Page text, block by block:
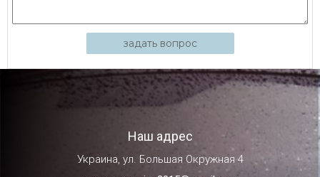
задать вопрос
Наш адрес
Украина, ул. Большая Окружная 4